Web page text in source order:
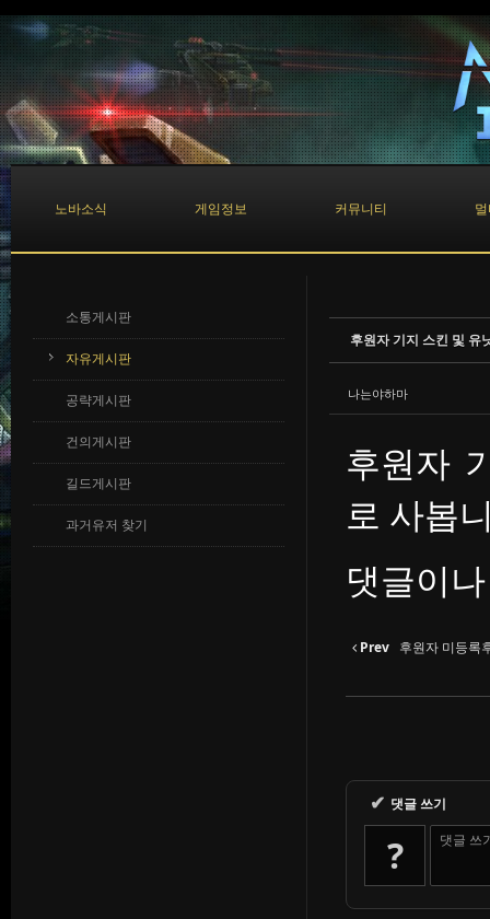
노바소식 게임정보 커뮤니티
소통게시판
자유게시판
공략게시판
건의게시판
길드게시판
과거유저 찾기
후원자 기지 스킨 및 유
나는야하마
후원자
로 사봅
댓글이
Prev 후원자 미등록
✔ 댓글 쓰기
? 댓글 쓰
Sketchbook5, 스케치북5
Sketchbook5, 스케치북5